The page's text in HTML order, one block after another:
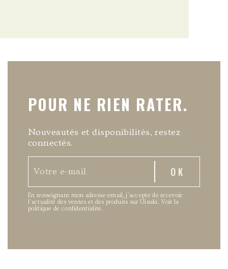
POUR NE RIEN RATER.
Nouveautés et disponibilités, restez
connectés.
En renseignant mon adresse email, j’accepte de recevoir
l’actualité des ventes et des produits sur Uisuki. Voir la
politique de confidentialité.